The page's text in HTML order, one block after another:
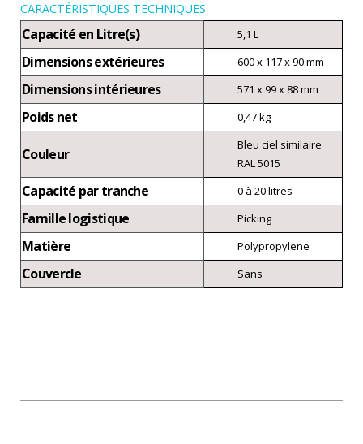
CARACTÉRISTIQUES TECHNIQUES
Capacité en Litre(s) 5,1 L
Dimensions extérieures 600 x 117 x 90 mm
Dimensions intérieures 571 x 99 x 88 mm
Poids net 0,47 kg
Couleur
Bleu ciel similaire
RAL 5015
Capacité par tranche 0 à 20 litres
Famille logistique Picking
Matière Polypropylene
Couvercle Sans